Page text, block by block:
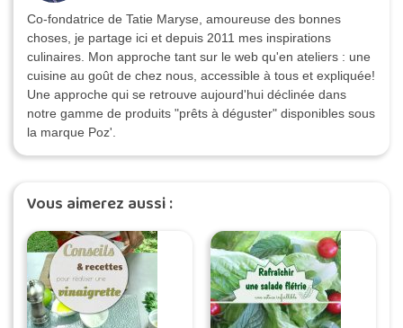
Co-fondatrice de Tatie Maryse, amoureuse des bonnes
choses, je partage ici et depuis 2011 mes inspirations
culinaires. Mon approche tant sur le web qu'en ateliers : une
cuisine au goût de chez nous, accessible à tous et expliquée!
Une approche qui se retrouve aujourd'hui déclinée dans
notre gamme de produits "prêts à déguster" disponibles sous
la marque Poz'.
Vous aimerez aussi :